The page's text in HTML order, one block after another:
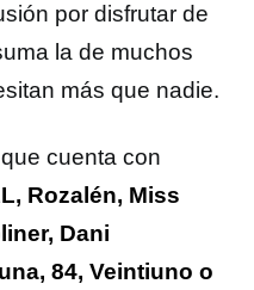
por disfrutar de
la de muchos
más que nadie.
cuenta con
Rozalén, Miss
Dani
84, Veintiuno o